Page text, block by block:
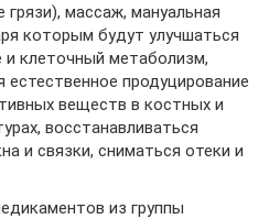
грязи), массаж, мануальная
которым будут улучшаться
клеточный метаболизм,
естественное продуцирование
веществ в костных и
восстанавливаться
и связки, сниматься отеки и
из группы